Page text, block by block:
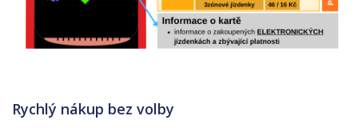
Rychlý nákup bez volby